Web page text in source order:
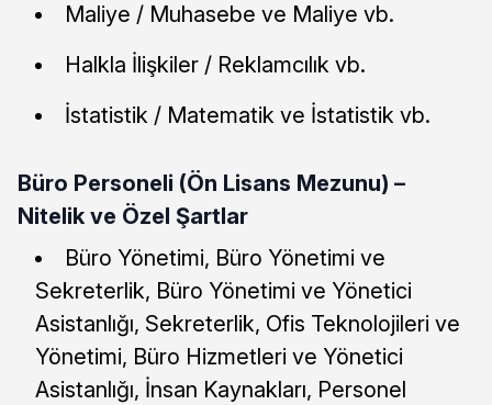
Maliye / Muhasebe ve Maliye vb.
Halkla İlişkiler / Reklamcılık vb.
İstatistik / Matematik ve İstatistik vb.
Büro Personeli (Ön Lisans Mezunu) –
Nitelik ve Özel Şartlar
Büro Yönetimi, Büro Yönetimi ve
Sekreterlik, Büro Yönetimi ve Yönetici
Asistanlığı, Sekreterlik, Ofis Teknolojileri ve
Yönetimi, Büro Hizmetleri ve Yönetici
Asistanlığı, İnsan Kaynakları, Personel